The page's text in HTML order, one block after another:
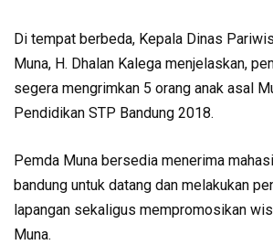
Di tempat berbeda, Kepala Dinas
Muna, H. Dhalan Kalega menjelaskan,
segera mengrimkan 5 orang anak asal
Pendidikan STP Bandung 2018.
Pemda Muna bersedia menerima
bandung untuk datang dan melakukan
lapangan sekaligus mempromosikan
Muna.